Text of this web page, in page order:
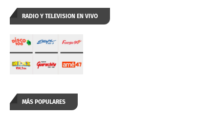
RADIO Y TELEVISION EN VIVO
MÁS POPULARES